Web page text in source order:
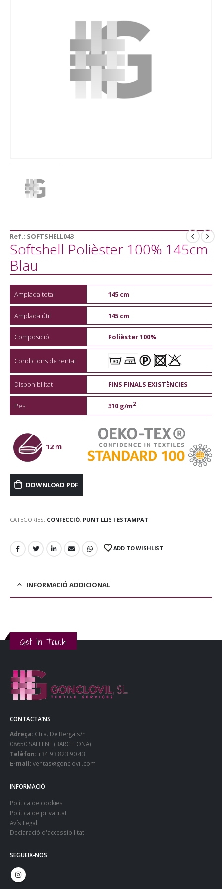
Ref.: SOFTSHELL043
Softshell Polièster 100% 145cm
Blau
Amplada total 145 cm
Amplada útil 145 cm
Composició Polièster 100%
Condicions de rentat
Disponibilitat FINS FINALS EXISTÈNCIES
Pes 310 g/m2
12 m
DOWNLOAD PDF
CATEGORIES: CONFECCIÓ, PUNT LLIS I ESTAMPAT
ADD TO WISHLIST
INFORMACIÓ ADDICIONAL
Get In Touch
CONTACTA’NS
Adreça: Ctra. De Berga s/n
08650 SALLENT (BARCELONA)
Telèfon:+34 93 823 90 43
E-mail:ventas@gonclovil.com
INFORMACIÓ
Política de cookies
Política de privacitat
Avís Legal
Declaració d'accessibilitat
SEGUEIX-NOS